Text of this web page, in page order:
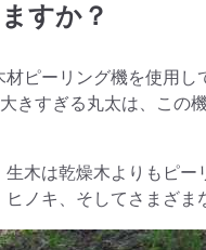
すか？
ピーリング機を使用
すぎる丸太は、この
木は乾燥木よりもピ
ノキ、そしてさまざま